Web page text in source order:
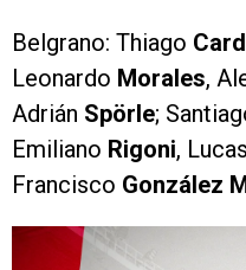
Belgrano: Thiago
Leonardo Morales,
Adrián Spörle;
Emiliano Rigoni, Lucas
Francisco González